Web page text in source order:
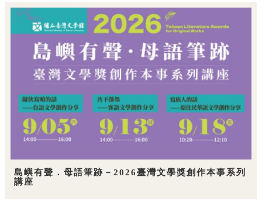
島嶼有聲．母語筆跡－2026臺灣文學獎創作本事系列
講座